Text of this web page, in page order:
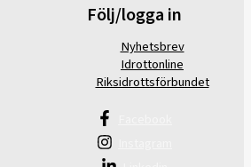
Följ/logga in
Nyhetsbrev
Idrottonline
Riksidrottsförbundet